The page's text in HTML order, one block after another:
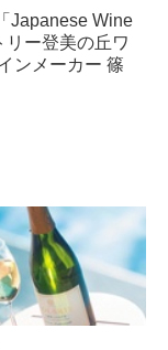
Japanese Wine
ー登美の丘ワ
ンメーカー 篠